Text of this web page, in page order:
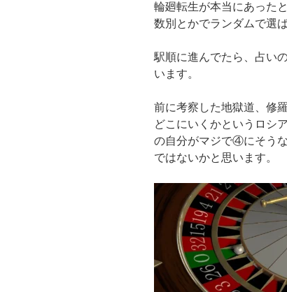
輪廻転生が本当にあった
数別とかでランダムで選
駅順に進んでたら、占い
います。
前に考察した地獄道、修
どこにいくかというロシ
の自分がマジで④にそう
ではないかと思います。